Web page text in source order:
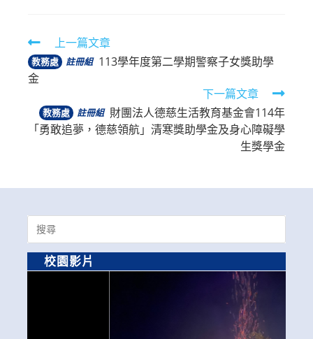
Read
more
articles
上一篇文章
教務處 註冊組 113學年度第二學期警察子女獎助學
金
下一篇文章
教務處 註冊組 財團法人德慈生活教育基金會114年
「勇敢追夢，德慈領航」清寒獎助學金及身心障礙學
生獎學金
Search
for:
校園影片